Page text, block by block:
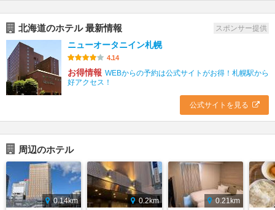
北海道のホテル 最新情報 スポンサー提供
ニューオータニイン札幌
4.14
お得情報 WEBからの予約は公式サイトがお得！札幌駅から
好アクセス！
公式サイトを見る
周辺のホテル
0.14km
0.2km
0.21km